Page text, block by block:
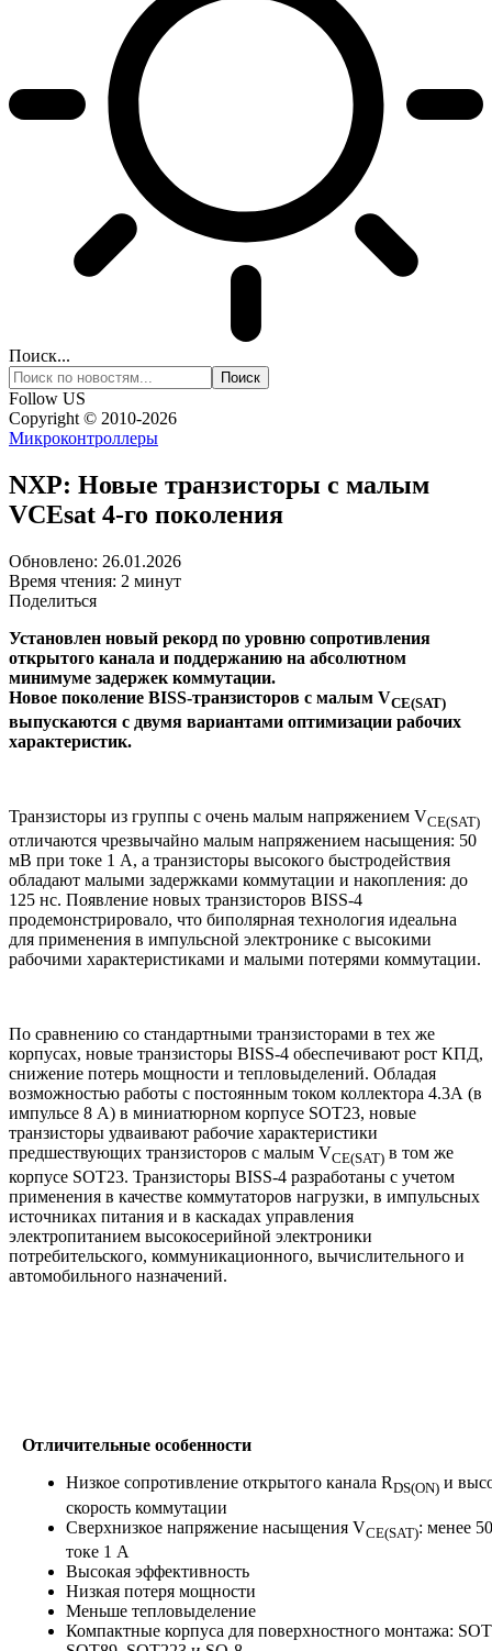
Поиск...
Follow US
Copyright © 2010-2026
Микроконтроллеры
NXP: Новые транзисторы с малым
VCEsat 4-го поколения
Обновлено: 26.01.2026
Время чтения: 2 минут
Поделиться
Установлен новый рекорд по уровню сопротивления
открытого канала и поддержанию на абсолютном
минимуме задержек коммутации.
Новое поколение BISS-транзисторов с малым VCE(SAT)
выпускаются с двумя вариантами оптимизации рабочих
характеристик.
Транзисторы из группы с очень малым напряжением VCE(SAT)
отличаются чрезвычайно малым напряжением насыщения: 50
мВ при токе 1 А, а транзисторы высокого быстродействия
обладают малыми задержками коммутации и накопления: до
125 нс. Появление новых транзисторов BISS-4
продемонстрировало, что биполярная технология идеальна
для применения в импульсной электронике с высокими
рабочими характеристиками и малыми потерями коммутации.
По сравнению со стандартными транзисторами в тех же
корпусах, новые транзисторы BISS-4 обеспечивают рост КПД,
снижение потерь мощности и тепловыделений. Обладая
возможностью работы с постоянным током коллектора 4.3А (в
импульсе 8 А) в миниатюрном корпусе SOT23, новые
транзисторы удваивают рабочие характеристики
предшествующих транзисторов с малым VCE(SAT) в том же
корпусе SOT23. Транзисторы BISS-4 разработаны с учетом
применения в качестве коммутаторов нагрузки, в импульсных
источниках питания и в каскадах управления
электропитанием высокосерийной электроники
потребительского, коммуникационного, вычислительного и
автомобильного назначений.
Отличительные особенности
Низкое сопротивление открытого канала RDS(ON) и
скорость коммутации
Сверхнизкое напряжение насыщения VCE(SAT): менее
токе 1 А
Высокая эффективность
Низкая потеря мощности
Меньше тепловыделение
Компактные корпуса для поверхностного монтажа: